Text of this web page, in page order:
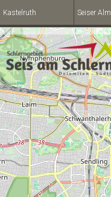
Kastelruth Seiser Alm